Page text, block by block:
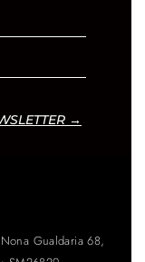
→
Gualdaria 68,